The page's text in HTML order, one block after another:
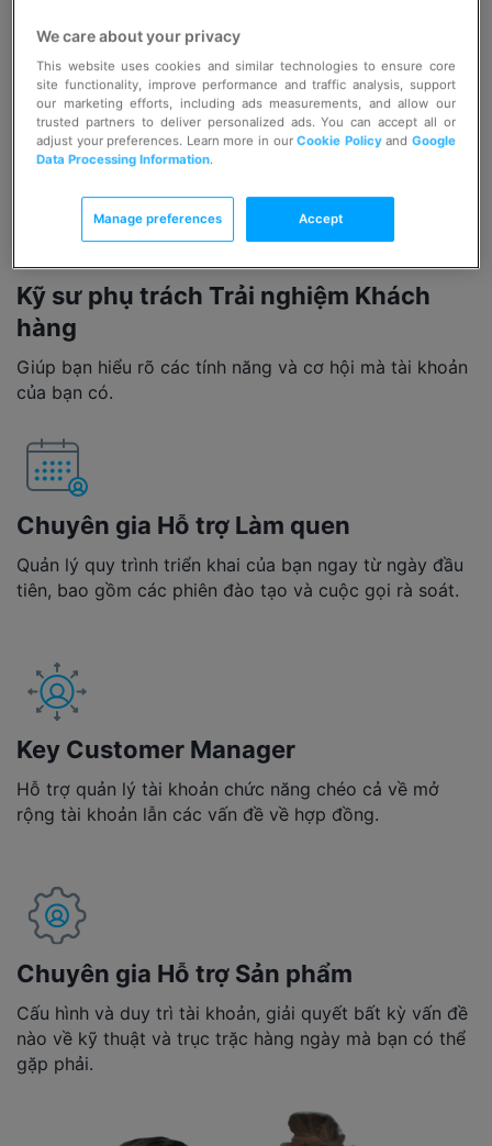
trợ giúp bạn. Chúng tôi mong muốn đem đến
dịch vụ hỗ trợ tốt nhất cho bạn cùng một hành
trình trải nghiệm trôi chảy và hiệu quả với
GetResponse MAX.
Kỹ sư phụ trách Trải nghiệm Khách
hàng
Giúp bạn hiểu rõ các tính năng và cơ hội mà tài khoản
của bạn có.
Chuyên gia Hỗ trợ Làm quen
Quản lý quy trình triển khai của bạn ngay từ ngày đầu
tiên, bao gồm các phiên đào tạo và cuộc gọi rà soát.
Key Customer Manager
Hỗ trợ quản lý tài khoản chức năng chéo cả về mở
rộng tài khoản lẫn các vấn đề về hợp đồng.
Chuyên gia Hỗ trợ Sản phẩm
Cấu hình và duy trì tài khoản, giải quyết bất kỳ vấn đề
nào về kỹ thuật và trục trặc hàng ngày mà bạn có thể
gặp phải.
We care about your privacy
This website uses cookies and similar technologies to ensure core
site functionality, improve performance and traffic analysis, support
our marketing efforts, including ads measurements, and allow our
trusted partners to deliver personalized ads. You can accept all or
adjust your preferences. Learn more in ourCookie Policyand Google
Data Processing Information.
Manage preferences Accept